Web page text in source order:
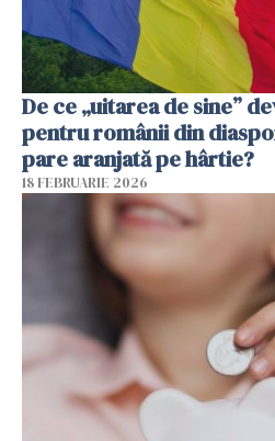
De ce „uitarea de sine”
pentru românii din
pare aranjată pe hârtie?
18 FEBRUARIE 2026